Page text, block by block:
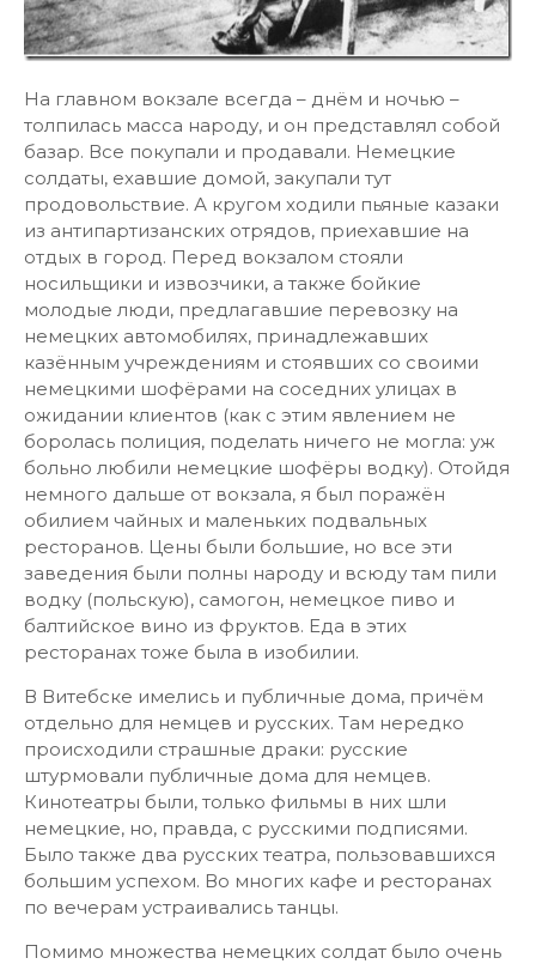
На главном вокзале всегда – днём и ночью –
толпилась масса народу, и он представлял собой
базар. Все покупали и продавали. Немецкие
солдаты, ехавшие домой, закупали тут
продовольствие. А кругом ходили пьяные казаки
из антипартизанских отрядов, приехавшие на
отдых в город. Перед вокзалом стояли
носильщики и извозчики, а также бойкие
молодые люди, предлагавшие перевозку на
немецких автомобилях, принадлежавших
казённым учреждениям и стоявших со своими
немецкими шофёрами на соседних улицах в
ожидании клиентов (как с этим явлением не
боролась полиция, поделать ничего не могла: уж
больно любили немецкие шофёры водку). Отойдя
немного дальше от вокзала, я был поражён
обилием чайных и маленьких подвальных
ресторанов. Цены были большие, но все эти
заведения были полны народу и всюду там пили
водку (польскую), самогон, немецкое пиво и
балтийское вино из фруктов. Еда в этих
ресторанах тоже была в изобилии.
В Витебске имелись и публичные дома, причём
отдельно для немцев и русских. Там нередко
происходили страшные драки: русские
штурмовали публичные дома для немцев.
Кинотеатры были, только фильмы в них шли
немецкие, но, правда, с русскими подписями.
Было также два русских театра, пользовавшихся
большим успехом. Во многих кафе и ресторанах
по вечерам устраивались танцы.
Помимо множества немецких солдат было очень